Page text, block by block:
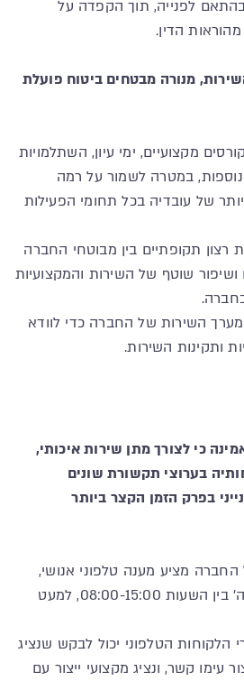
בהתאם לפנייה, תוך הקפדה על
הדין.
מנורה מבטחים ביטוח פועלת
מקצועיים, ימי עיון, השתלמויות
נוספות, במטרה לשמור על רמה
של עובדיה בכל תחומי הפעילות
רצון תקופתיים בין מבוטחי החברה
שוטף של השירות והמקצועיות
השירות של החברה כדי לוודא
ותקינות השירות.
כי לצורך מתן שירות איכותי,
בערוצי תקשורת שונים
בפרק הזמן הקצר ביותר
מציע מענה טלפוני אנושי,
אישי ומקצועי בימים א'- ה' בין השעות 08:00-15:00, למעט
הלקוחות הטלפוני יכול לבקש שנציג
עימו קשר, ונציג מקצועי ייצור עם